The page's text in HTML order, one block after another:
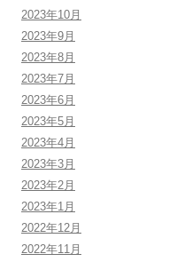
2023年10月
2023年9月
2023年8月
2023年7月
2023年6月
2023年5月
2023年4月
2023年3月
2023年2月
2023年1月
2022年12月
2022年11月